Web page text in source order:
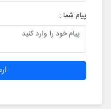
پیام شما :